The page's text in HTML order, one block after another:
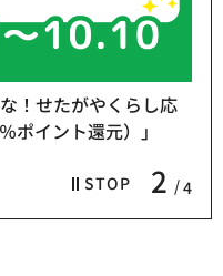
STOP 2 4
！せたがやくらし応
ポイント還元）」